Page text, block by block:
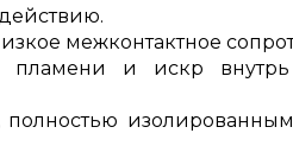
межконтактное
пламени и искр